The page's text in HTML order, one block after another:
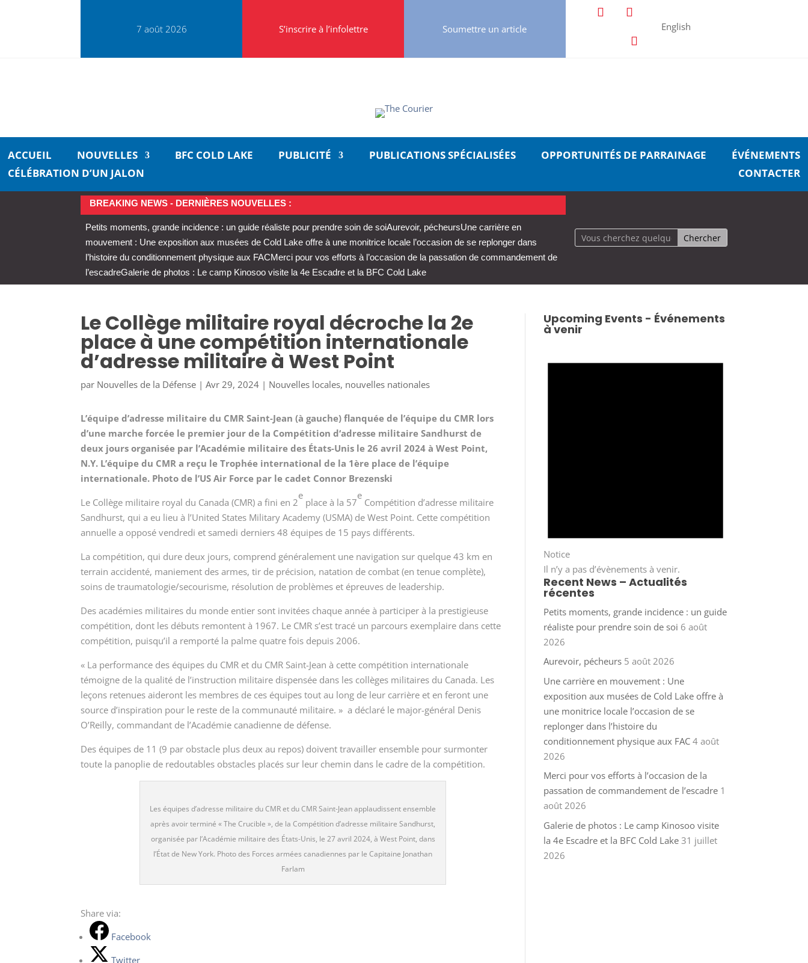
7 août 2026 S’inscrire à l’infolettre Soumettre un article English
ACCUEIL NOUVELLES BFC COLD LAKE PUBLICITÉ PUBLICATIONS SPÉCIALISÉES OPPORTUNITÉS DE PARRAINAGE
ÉVÉNEMENTS
CÉLÉBRATION D’UN JALON
CONTACTER
BREAKING NEWS - DERNIÈRES NOUVELLES :
Petits moments, grande incidence : un guide réaliste pour prendre soin de soiAurevoir, pécheursUne carrière en
mouvement : Une exposition aux musées de Cold Lake offre à une monitrice locale l’occasion de se replonger dans
l’histoire du conditionnement physique aux FACMerci pour vos efforts à l’occasion de la passation de commandement de
l’escadreGalerie de photos : Le camp Kinosoo visite la 4e Escadre et la BFC Cold Lake
Le Collège militaire royal décroche la 2e
place à une compétition internationale
d’adresse militaire à West Point
par Nouvelles de la Défense |Avr 29, 2024 | Nouvelles locales, nouvelles nationales
L’équipe d’adresse militaire du CMR Saint-Jean (à gauche) flanquée de l’équipe du CMR lors
d’une marche forcée le premier jour de la Compétition d‘adresse militaire Sandhurst de
deux jours organisée par l’Académie militaire des États-Unis le 26 avril 2024 à West Point,
N.Y. L’équipe du CMR a reçu le Trophée international de la 1ère place de l’équipe
internationale. Photo de l’US Air Force par le cadet Connor Brezenski
Le Collège militaire royal du Canada (CMR) a fini en 2
e
place à la 57
e
Compétition d’adresse militaire
Sandhurst, qui a eu lieu à l’United States Military Academy (USMA) de West Point. Cette compétition
annuelle a opposé vendredi et samedi derniers 48 équipes de 15 pays différents.
La compétition, qui dure deux jours, comprend généralement une navigation sur quelque 43 km en
terrain accidenté, maniement des armes, tir de précision, natation de combat (en tenue complète),
soins de traumatologie/secourisme, résolution de problèmes et épreuves de leadership.
Des académies militaires du monde entier sont invitées chaque année à participer à la prestigieuse
compétition, dont les débuts remontent à 1967. Le CMR s’est tracé un parcours exemplaire dans cette
compétition, puisqu’il a remporté la palme quatre fois depuis 2006.
« La performance des équipes du CMR et du CMR Saint-Jean à cette compétition internationale
témoigne de la qualité de l’instruction militaire dispensée dans les collèges militaires du Canada. Les
leçons retenues aideront les membres de ces équipes tout au long de leur carrière et en feront une
source d’inspiration pour le reste de la communauté militaire. » a déclaré le major-général Denis
O’Reilly, commandant de l’Académie canadienne de défense.
Des équipes de 11 (9 par obstacle plus deux au repos) doivent travailler ensemble pour surmonter
toute la panoplie de redoutables obstacles placés sur leur chemin dans le cadre de la compétition.
Les équipes d’adresse militaire du CMR et du CMR Saint-Jean applaudissent ensemble
après avoir terminé « The Crucible », de la Compétition d’adresse militaire Sandhurst,
organisée par l’Académie militaire des États-Unis, le 27 avril 2024, à West Point, dans
l’État de New York. Photo des Forces armées canadiennes par le Capitaine Jonathan
Farlam
Share via:
Facebook
Twitter
Upcoming Events - Événements
à venir
Notice
Il n’y a pas d’évènements à venir.
Recent News – Actualités
récentes
Petits moments, grande incidence : un guide
réaliste pour prendre soin de soi 6 août
2026
Aurevoir, pécheurs 5 août 2026
Une carrière en mouvement : Une
exposition aux musées de Cold Lake offre à
une monitrice locale l’occasion de se
replonger dans l’histoire du
conditionnement physique aux FAC 4 août
2026
Merci pour vos efforts à l’occasion de la
passation de commandement de l’escadre 1
août 2026
Galerie de photos : Le camp Kinosoo visite
la 4e Escadre et la BFC Cold Lake 31 juillet
2026